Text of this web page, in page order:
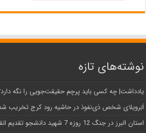
نوشته‌های تازه
یادداشت| ‌چه کسی باید پرچم حقیقت‌جویی را نگه
اَبَر‌ویلای شخص ذی‌نفوذ در حاشیه‌ رود کرج تخریب
استان البرز در جنگ 12 روزه 7 شهید دانشجو تقدیم انقلاب کرد